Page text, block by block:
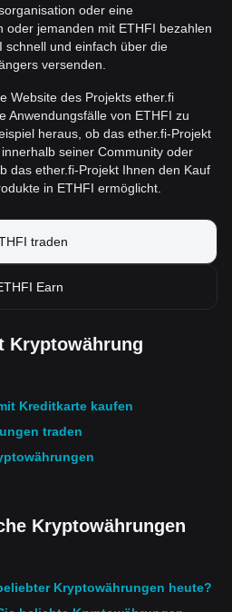
oder eine
oder jemanden mit ETHFI bezahlen
schnell und einfach über die
versenden.
Website des Projekts ether.fi
Anwendungsfälle von ETHFI zu
heraus, ob das ether.fi-Projekt
seiner Community oder
das ether.fi-Projekt Ihnen den Kauf
in ETHFI ermöglicht.
traden
Earn
Kryptowährung
Kreditkarte kaufen
traden
Kryptowährungen
Kryptowährungen heute?